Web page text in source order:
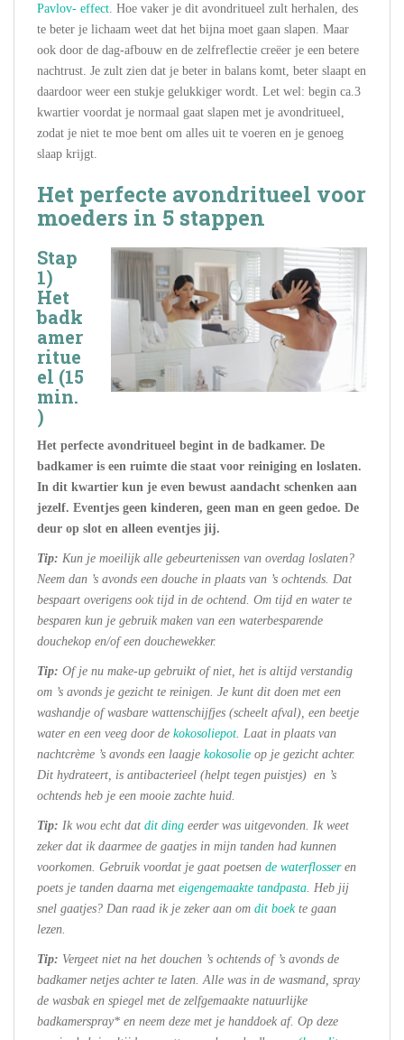
Pavlov- effect . Hoe vaker je dit avondritueel zult herhalen, des
te beter je lichaam weet dat het bijna moet gaan slapen. Maar
ook door de dag-afbouw en de zelfreflectie creëer je een betere
nachtrust. Je zult zien dat je beter in balans komt, beter slaapt en
daardoor weer een stukje gelukkiger wordt. Let wel: begin ca.3
kwartier voordat je normaal gaat slapen met je avondritueel,
zodat je niet te moe bent om alles uit te voeren en je genoeg
slaap krijgt.
Het perfecte avondritueel voor
moeders in 5 stappen
Stap
1)
Het
badk
amer
ritue
el (15
min.
)
Het perfecte avondritueel begint in de badkamer. De
badkamer is een ruimte die staat voor reiniging en loslaten.
In dit kwartier kun je even bewust aandacht schenken aan
jezelf. Eventjes geen kinderen, geen man en geen gedoe. De
deur op slot en alleen eventjes jij.
Tip: Kun je moeilijk alle gebeurtenissen van overdag loslaten?
Neem dan ’s avonds een douche in plaats van ’s ochtends. Dat
bespaart overigens ook tijd in de ochtend. Om tijd en water te
besparen kun je gebruik maken van een waterbesparende
douchekop en/of een douchewekker.
Tip: Of je nu make-up gebruikt of niet, het is altijd verstandig
om ’s avonds je gezicht te reinigen. Je kunt dit doen met een
washandje of wasbare wattenschijfjes (scheelt afval), een beetje
water en een veeg door de kokosoliepot . Laat in plaats van
nachtcrème ’s avonds een laagje kokosolie op je gezicht achter.
Dit hydrateert, is antibacterieel (helpt tegen puistjes) en ’s
ochtends heb je een mooie zachte huid.
Tip: Ik wou echt dat dit ding eerder was uitgevonden. Ik weet
zeker dat ik daarmee de gaatjes in mijn tanden had kunnen
voorkomen. Gebruik voordat je gaat poetsen de waterflosseren
poets je tanden daarna met eigengemaakte tandpasta . Heb jij
snel gaatjes? Dan raad ik je zeker aan om dit boekte gaan
lezen.
Tip: Vergeet niet na het douchen ’s ochtends of ’s avonds de
badkamer netjes achter te laten. Alle was in de wasmand, spray
de wasbak en spiegel met de zelfgemaakte natuurlijke
badkamerspray* en neem deze met je handdoek af. Op deze